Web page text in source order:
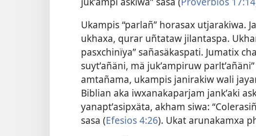
Ukampis “parlañ” horasax utjarakiwa.
ukhaxa, qurar uñtataw jilantaspa.
pasxchinïya” sañasäkaspati. Jumatix
suytʼañäni, mä jukʼampiruw
amtañama, ukampis janirakiw wali
Biblian aka iwxanakaparjam jankʼaki
yanaptʼasipxäta, akham siwa:
sasa (Efesios 4:26). Ukat arunakamxa